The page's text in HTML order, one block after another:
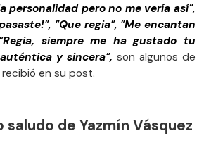
personalidad pero no me vería así",
"Que regia", "Me encantan
siempre me ha gustado tu
y sincera", son algunos de
en su post.
saludo de Yazmín Vásquez